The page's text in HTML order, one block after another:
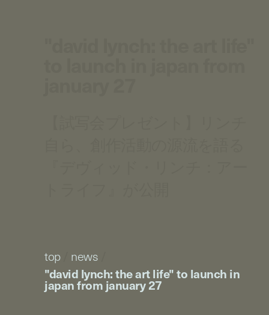
top/ news
"david lynch: the art life" to launch in
japan from january 27